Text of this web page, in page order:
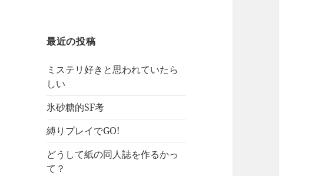
最近の投稿
ミステリ好きと思われていたら
しい
氷砂糖的SF考
縛りプレイでGO!
どうして紙の同人誌を作るかっ
て？